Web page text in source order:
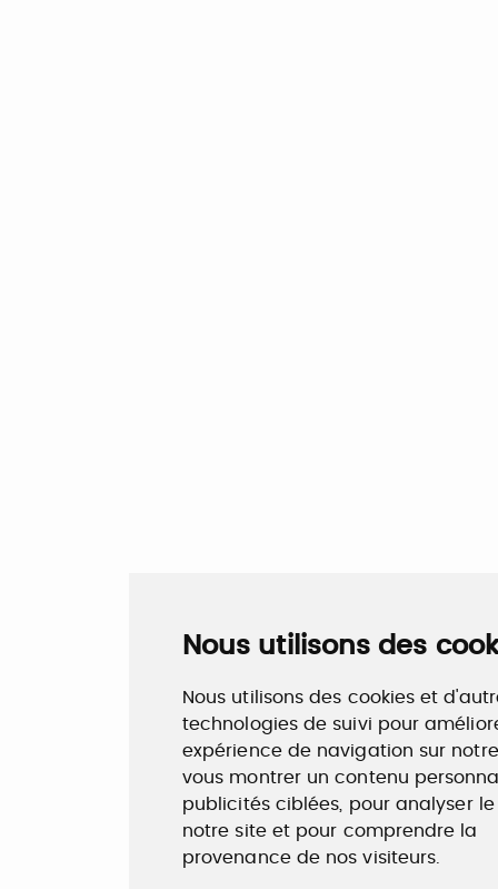
Nous utilisons des
Nous utilisons des cookies et
technologies de suivi pour
expérience de navigation sur
vous montrer un contenu
publicités ciblées, pour analyser
notre site et pour comprendre la
provenance de nos visiteurs.